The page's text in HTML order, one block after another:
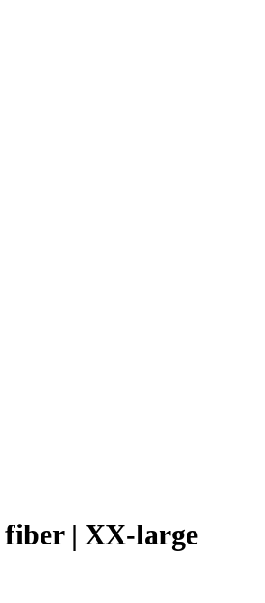
| XX-large